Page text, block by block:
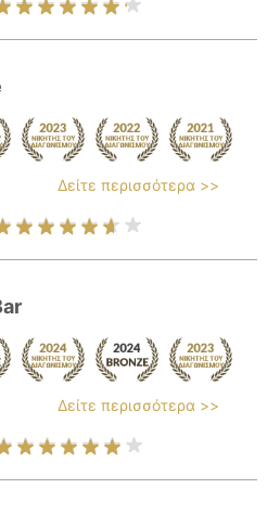
Δείτε περισσότερα >>
Δείτε περισσότερα >>